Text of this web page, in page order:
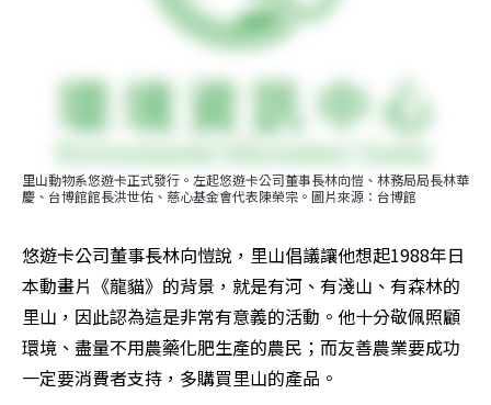
里山動物系悠遊卡正式發行。左起悠遊卡公司董事長林向愷、林務局局長林華
慶、台博館館長洪世佑、慈心基金會代表陳榮宗。圖片來源：台博館
悠遊卡公司董事長林向愷說，里山倡議讓他想起1988年日
本動畫片《龍貓》的背景，就是有河、有淺山、有森林的
里山，因此認為這是非常有意義的活動。他十分敬佩照顧
環境、盡量不用農藥化肥生產的農民；而友善農業要成功
一定要消費者支持，多購買里山的產品。